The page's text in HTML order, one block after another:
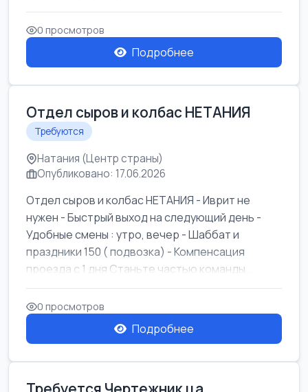
0 просмотров
Подробнее
Отдел сыров и колбас НЕТАНИЯ
Требуются
Натания (Центр страны)
Опубликовано: 17.06.2026
Отдел сыров и колбас НЕТАНИЯ - Иврит не
нужен - Быстрый выход на следующий день -
Удобные смены : утро, вечер - Шаббат и
праздники 150 ( подвозка) - Компенсация
проезда с 1 дня Станьте частью команды ...
0 просмотров
Подробнее